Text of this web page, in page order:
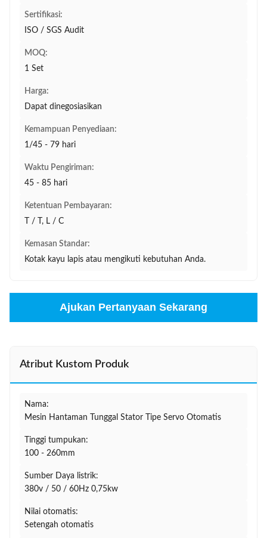
Sertifikasi:
ISO / SGS Audit
MOQ:
1 Set
Harga:
Dapat dinegosiasikan
Kemampuan Penyediaan:
1/45 - 79 hari
Waktu Pengiriman:
45 - 85 hari
Ketentuan Pembayaran:
T / T, L / C
Kemasan Standar:
Kotak kayu lapis atau mengikuti kebutuhan Anda.
Ajukan Pertanyaan Sekarang
Atribut Kustom Produk
Nama:
Mesin Hantaman Tunggal Stator Tipe Servo Otomatis
Tinggi tumpukan:
100 - 260mm
Sumber Daya listrik:
380v / 50 / 60Hz 0,75kw
Nilai otomatis:
Setengah otomatis